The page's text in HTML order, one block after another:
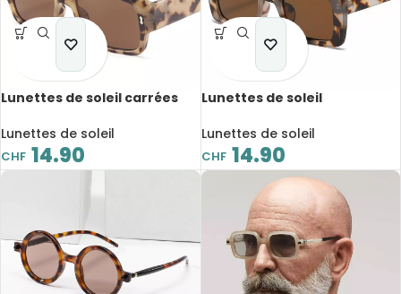
Lunettes de soleil carrées
Lunettes de soleil
CHF 14.90
Lunettes de soleil
rétro, UV400
Lunettes de soleil
CHF 14.90